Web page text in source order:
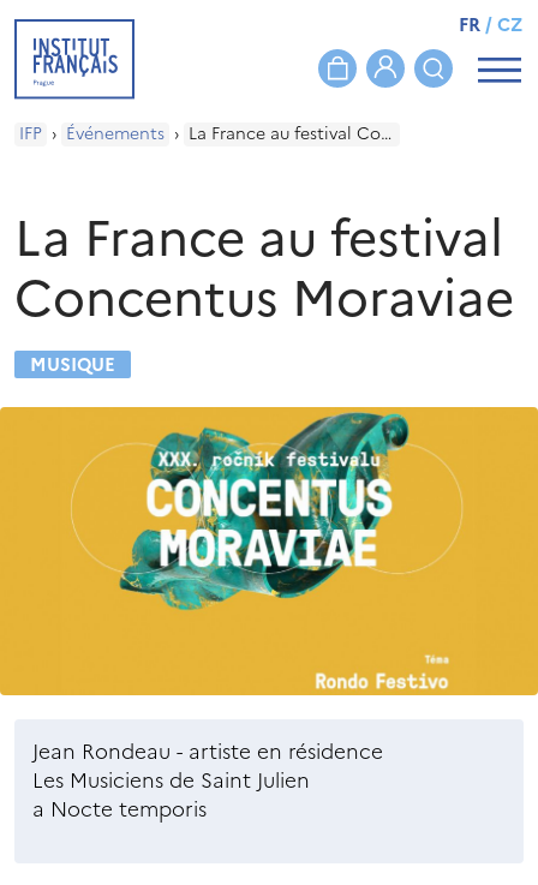
FR/CZ
IFP › Événements › La France au festival Concentus Moraviae
La France au festival
Concentus Moraviae
MUSIQUE
Jean Rondeau - artiste en résidence
Les Musiciens de Saint Julien
a Nocte temporis